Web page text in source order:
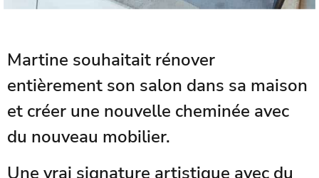
Martine souhaitait rénover
entièrement son salon dans sa maison
et créer une nouvelle cheminée avec
du nouveau mobilier.
Une vrai signature artistique avec du